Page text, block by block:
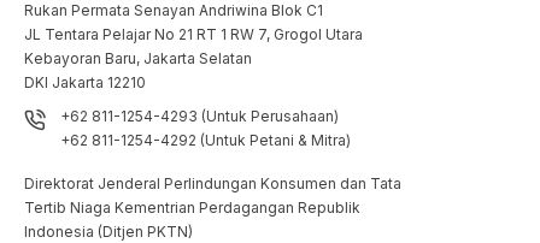
Rukan Permata Senayan Andriwina Blok C1
JL Tentara Pelajar No 21 RT 1 RW 7, Grogol Utara
Kebayoran Baru, Jakarta Selatan
DKI Jakarta 12210
+62 811-1254-4293 (Untuk Perusahaan)
+62 811-1254-4292 (Untuk Petani & Mitra)
Direktorat Jenderal Perlindungan Konsumen dan Tata
Tertib Niaga Kementrian Perdagangan Republik
Indonesia (Ditjen PKTN)